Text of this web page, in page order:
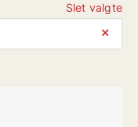
Slet valgte
⨯